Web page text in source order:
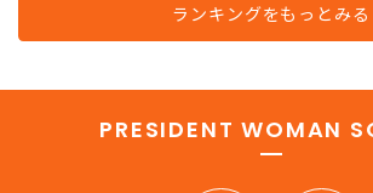
ランキングをもっとみる
PRESIDENT WOMAN